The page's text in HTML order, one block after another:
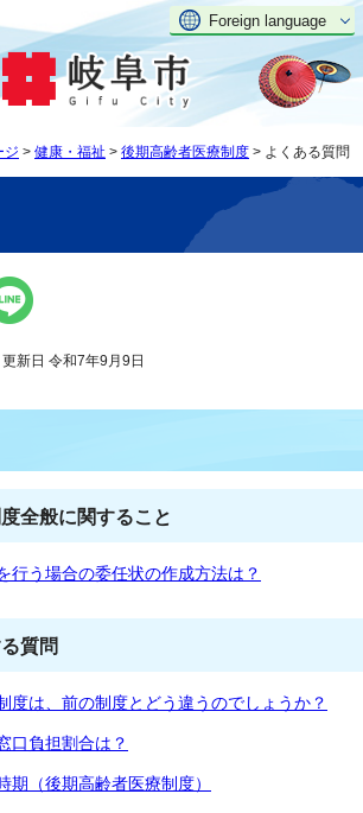
Foreign language
ジ > 健康・福祉 > 後期高齢者医療制度 > よくある質問
新日 令和7年9月9日
全般に関すること
行う場合の委任状の作成方法は？
質問
度は、前の制度とどう違うのでしょうか？
口負担割合は？
期（後期高齢者医療制度）